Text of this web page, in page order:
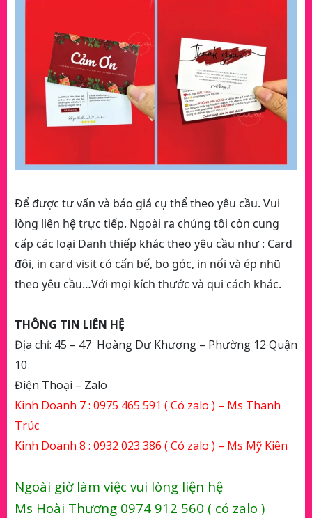
Để được tư vấn và báo giá cụ thể theo yêu cầu. Vui
lòng liên hệ trực tiếp. Ngoài ra chúng tôi còn cung
cấp các loại Danh thiếp khác theo yêu cầu như : Card
đôi, in card visit có cấn bế, bo góc, in nổi và ép nhũ
theo yêu cầu…Với mọi kích thước và qui cách khác.
THÔNG TIN LIÊN HỆ
Địa chỉ: 45 – 47 Hoàng Dư Khương – Phường 12 Quận
10
Điện Thoại – Zalo
Kinh Doanh 7 : 0975 465 591 ( Có zalo ) – Ms Thanh
Trúc
Kinh Doanh 8 : 0932 023 386 ( Có zalo ) – Ms Mỹ Kiên
Ngoài giờ làm việc vui lòng liện hệ
Ms Hoài Thương 0974 912 560 ( có zalo )